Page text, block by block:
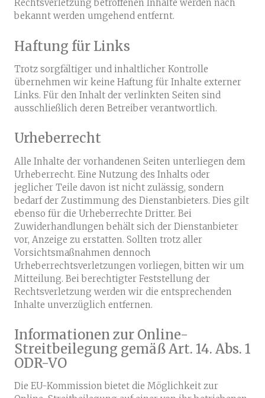
Rechtsverletzung betroffenen Inhalte werden nach
bekannt werden umgehend entfernt.
Haftung für Links
Trotz sorgfältiger und inhaltlicher Kontrolle
übernehmen wir keine Haftung für Inhalte externer
Links. Für den Inhalt der verlinkten Seiten sind
ausschließlich deren Betreiber verantwortlich.
Urheberrecht
Alle Inhalte der vorhandenen Seiten unterliegen dem
Urheberrecht. Eine Nutzung des Inhalts oder
jeglicher Teile davon ist nicht zulässig, sondern
bedarf der Zustimmung des Dienstanbieters. Dies gilt
ebenso für die Urheberrechte Dritter. Bei
Zuwiderhandlungen behält sich der Dienstanbieter
vor, Anzeige zu erstatten. Sollten trotz aller
Vorsichtsmaßnahmen dennoch
Urheberrechtsverletzungen vorliegen, bitten wir um
Mitteilung. Bei berechtigter Feststellung der
Rechtsverletzung werden wir die entsprechenden
Inhalte unverzüglich entfernen.
Informationen zur Online-
Streitbeilegung gemäß Art. 14. Abs. 1
ODR-VO
Die EU-Kommission bietet die Möglichkeit zur